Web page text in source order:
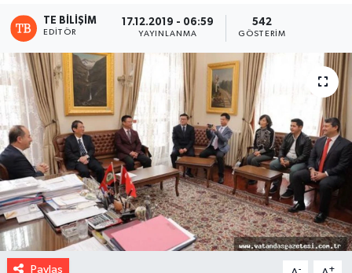
TE BILIŞIM
EDITÖR
17.12.2019 - 06:59
YAYINLANMA
542
GÖSTERIM
Paylaş - +